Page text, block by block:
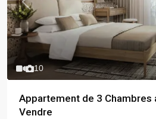
10
Previous
Appartement de 3 Chambres
Vendre